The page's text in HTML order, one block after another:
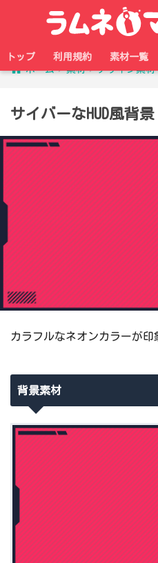
トップ 利用規約 素材一覧
ホーム
素材 デザイン素材
サイバーなHUD風背景
カラフルなネオンカラーが印
背景素材